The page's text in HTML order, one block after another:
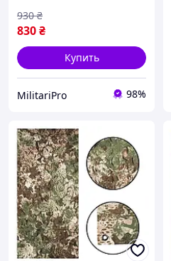
830₴
930 ₴
Купить
MilitariPro 98%